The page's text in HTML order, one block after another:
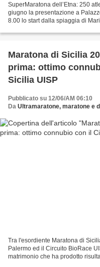
SuperMaratona dell’Etna: 250
giugno la presentazione a
8.00 lo start dalla spiaggia di
Maratona di Sicilia
prima: ottimo
Sicilia UISP
Pubblicato su 12/06/AM 06:10
Da Ultramaratone, maratone e
Tra l'esordiente Maratona di
Palermo ed il Circuito BioRace
matrimonio che ha prodotto